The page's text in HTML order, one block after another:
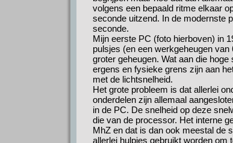
volgens een bepaald ritme elkaar
seconde uitzend. In de modernste
seconde.
Mijn eerste PC (foto hierboven) in
pulsjes (en een werkgeheugen
groter geheugen. Wat aan die
ergens en fysieke grens zijn aan
met de lichtsnelheid.
Het grote probleem is dat allerlei
onderdelen zijn allemaal
in de PC. De snelheid op deze
die van de processor. Het interne
MhZ en dat is dan ook meestal de
allerlei hulpjes gebruikt worden